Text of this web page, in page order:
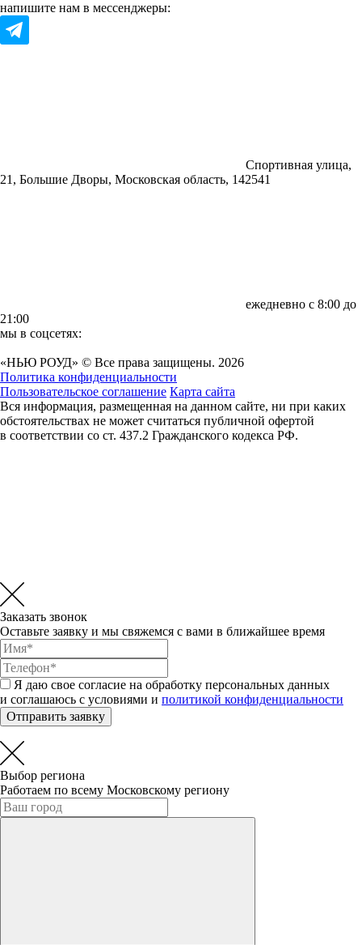
напишите нам в мессенджеры:
Спортивная улица,
21, Большие Дворы, Московская область, 142541
ежедневно с 8:00 до
21:00
мы в соцсетях:
«НЬЮ РОУД» © Все права защищены. 2026
Политика конфиденциальности
Пользовательское соглашение Карта сайта
Вся информация, размещенная на данном сайте, ни при каких
обстоятельствах не может считаться публичной офертой
в соответствии со ст. 437.2 Гражданского кодекса РФ.
Заказать звонок
Оставьте заявку и мы свяжемся с вами в ближайшее время
Я даю свое согласие на обработку персональных данных
и соглашаюсь с условиями и политикой конфиденциальности
Отправить заявку
Выбор региона
Работаем по всему Московскому региону